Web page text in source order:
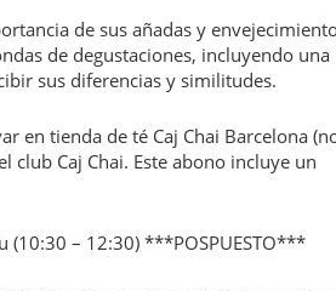
de sus añadas y
de degustaciones, incluyendo una
sus diferencias y similitudes.
en tienda de té Caj Chai Barcelona
club Caj Chai. Este abono incluye un
(10:30 – 12:30) ***POSPUESTO***